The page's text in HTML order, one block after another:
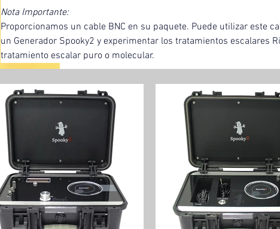
Nota Importante:
Proporcionamos un cable BNC en su paquete. Puede utilizar este
un Generador Spooky2 y experimentar los tratamientos escalares
tratamiento escalar puro o molecular.